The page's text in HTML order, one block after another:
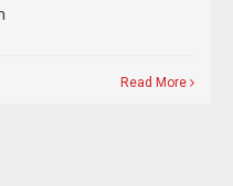
Read More